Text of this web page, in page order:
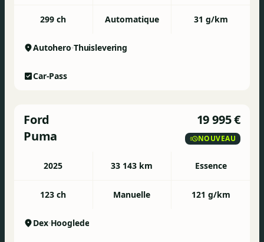
299 ch Automatique 31 g/km
Autohero Thuislevering
Car-Pass
Ford
Puma
19 995 €
NOUVEAU
2025 33 143 km Essence
123 ch Manuelle 121 g/km
Dex Hooglede